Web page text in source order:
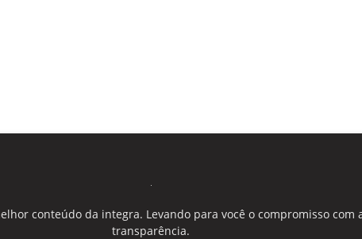
conteúdo da integra. Levando para você o compromisso com
transparência.